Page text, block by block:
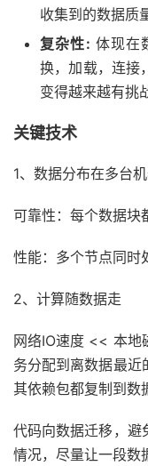
收集到的数据质
复杂性: 体现在
换，加载，连接
变得越来越有挑
关键技术
1、数据分布在多台
可靠性：每个数据块
性能：多个节点同时
2、计算随数据走
网络IO速度 << 本地
务分配到离数据最近
其依赖包都复制到数
代码向数据迁移，避
情况，尽量让一段数